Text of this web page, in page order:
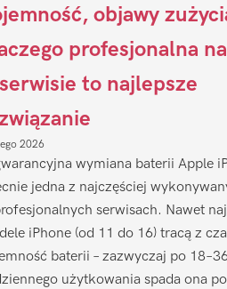
objawy
profesjonalna
to najlepsze
2026
wymiana baterii Apple
jedna z najczęściej
serwisach. Nawet
iPhone (od 11 do 16) tracą z
baterii – zazwyczaj po
użytkowania spada ona